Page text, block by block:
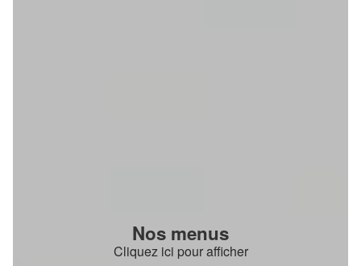
Nos menus
Cliquez ici pour afficher